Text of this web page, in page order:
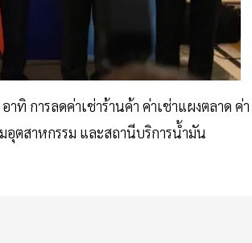
ทิ การลดค่าเช่าร้านค้า ค่าเช่าแผงตลาด ค่า
ตสาหกรรม และสถานีบริการน้ำมัน